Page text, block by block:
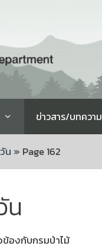
ข่าวสาร/บทความ
น » Page 162
น
องกับกรมป่าไม้